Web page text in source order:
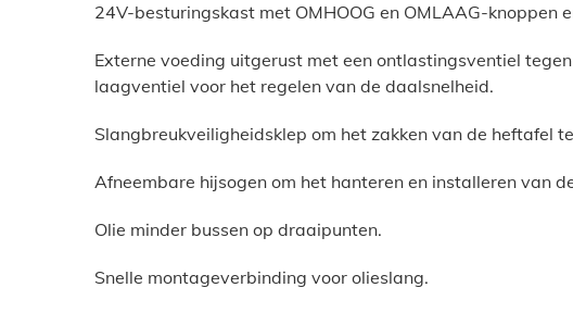
24V-besturingskast met OMHOOG en OMLAAG-knoppen
Externe voeding uitgerust met een ontlastingsventiel
laagventiel voor het regelen van de daalsnelheid.
Slangbreukveiligheidsklep om het zakken van de heftafel
Afneembare hijsogen om het hanteren en installeren van
Olie minder bussen op draaipunten.
Snelle montageverbinding voor olieslang.